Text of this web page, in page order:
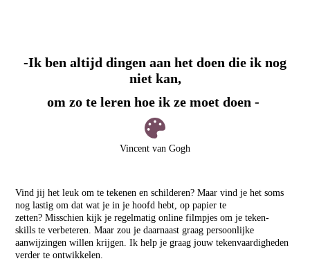
-Ik ben altijd dingen aan het doen die ik nog
niet kan,
om zo te leren hoe ik ze moet doen -
Vincent van Gogh
Vind jij het leuk om te tekenen en schilderen? Maar vind je het soms
nog lastig om dat wat je in je hoofd hebt, op papier te
zetten?Misschien kijk je regelmatig online filmpjes om je teken-
skills te verbeteren. Maar zou je daarnaast graag persoonlijke
aanwijzingen willen krijgen. Ik help je graag jouw tekenvaardigheden
verder te ontwikkelen.